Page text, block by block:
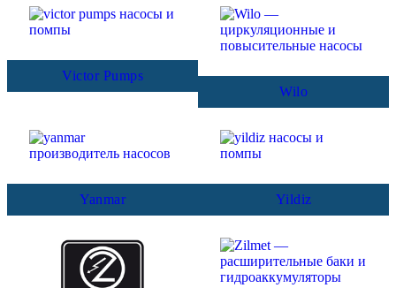
Victor Pumps
Wilo
Yanmar Yildiz